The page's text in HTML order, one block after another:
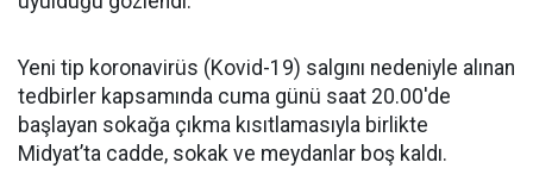
Yeni tip koronavirüs (Kovid-19) salgını nedeniyle alınan
tedbirler kapsamında cuma günü saat 20.00'de
başlayan sokağa çıkma kısıtlamasıyla birlikte
Midyat’ta cadde, sokak ve meydanlar boş kaldı.